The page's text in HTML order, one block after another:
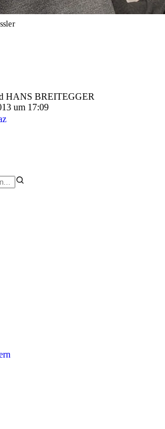
HANS BREITEGGER
um 17:09